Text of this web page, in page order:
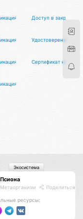
туровэкскурсоводов
Доступ в закрытый
партнёров Макунга
Удостоверение
мастеров йоги
Сертификат
преподавателей танцев
Псиона
Метаорганизм Поделиться
ресурсы:
Экосистема